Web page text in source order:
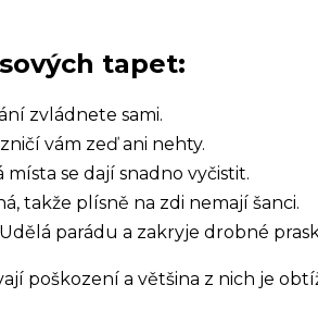
tapet:
zvládnete sami.
vám zeď ani nehty.
místa se dají snadno vyčistit.
takže plísně na zdi nemají šanci.
parádu a zakryje drobné
poškození a většina z nich je